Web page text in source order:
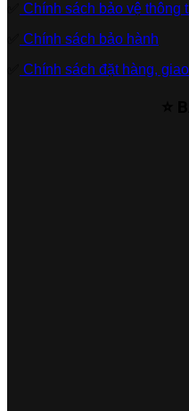
Chính sách bảo vệ thông
Chính sách bảo hành
Chính sách đặt hàng,